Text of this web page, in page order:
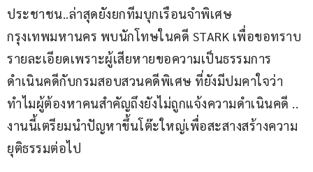
ประชาชน..ล่าสุดยังยกทีมบุกเรือนจำพิเศษ
กรุงเทพมหานคร พบนักโทษในคดี STARK เพื่อขอทราบ
รายละเอียดเพราะผู้เสียหายขอความเป็นธรรมการ
ดำเนินคดีกับกรมสอบสวนคดีพิเศษ ที่ยังมีปมคาใจว่า
ทำไมผู้ต้องหาคนสำคัญถึงยังไม่ถูกแจ้งความดำเนินคดี ..
งานนี้เตรียมนำปัญหาขึ้นโต๊ะใหญ่เพื่อสะสางสร้างความ
ยุติธรรมต่อไป